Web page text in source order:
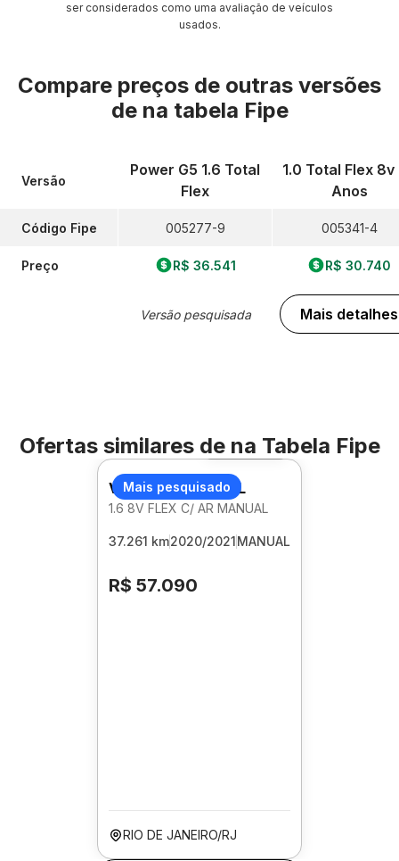
ser considerados como uma avaliação de veículos
usados.
Compare preços de outras versões
de na tabela Fipe
Versão
Código Fipe
Preço
Power G5 1.6 Total
Flex
005277-9
R$ 36.541
Versão pesquisada
1.0 Total Flex 8v
Anos
005341-4
R$ 30.740
Mais detalhes
Ofertas similares de na Tabela Fipe
Mais pesquisado
Foto 360º
VOLKSWAGEN GOL
1.6 8V FLEX C/ AR MANUAL
37.261 km2020/2021MANUAL
R$ 57.090
RIO DE JANEIRO/RJ